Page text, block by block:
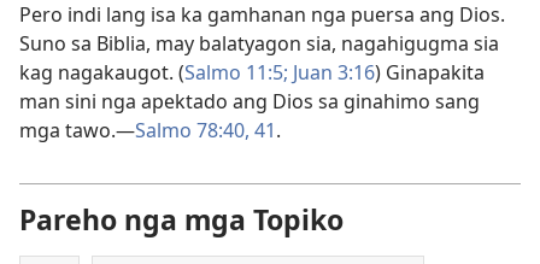
Pero indi lang isa ka gamhanan nga puersa ang Dios.
Suno sa Biblia, may balatyagon sia, nagahigugma sia
kag nagakaugot. (Salmo 11:5; Juan 3:16) Ginapakita
man sini nga apektado ang Dios sa ginahimo sang
mga tawo.—Salmo 78:40, 41.
Pareho nga mga Topiko